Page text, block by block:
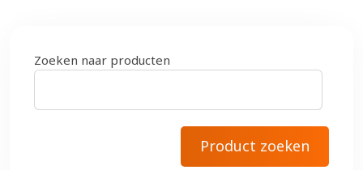
Zoeken naar producten